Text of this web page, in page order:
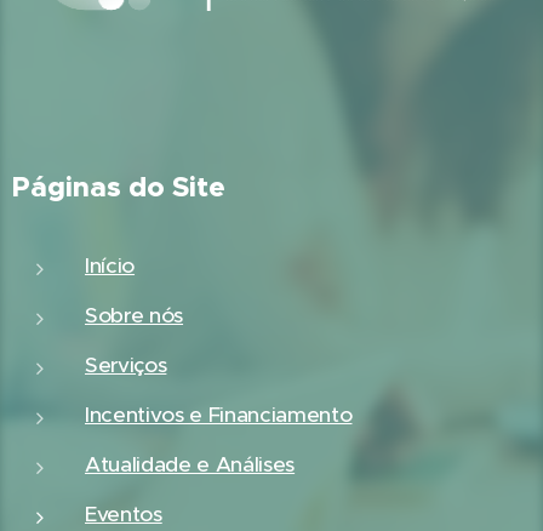
Páginas do Site
Início
Sobre nós
Serviços
Incentivos e Financiamento
Atualidade e Análises
Eventos